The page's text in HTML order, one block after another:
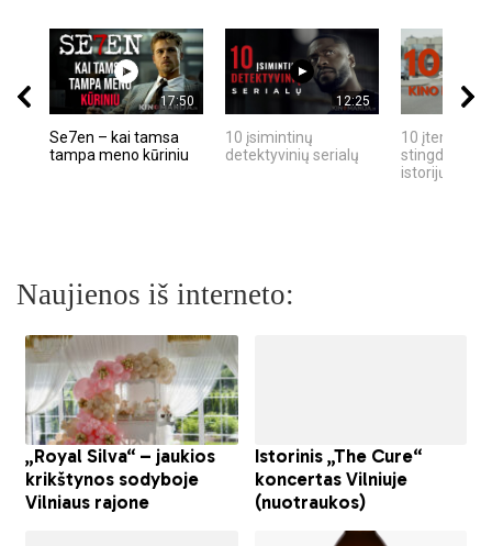
17:50
Se7en – kai tamsa
tampa meno kūriniu
12:25
10 įsimintinų
detektyvinių serialų
10 įtemptų,
stingdančių
istorijų
Naujienos iš interneto: